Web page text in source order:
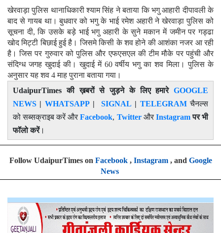
खेरवाड़ा पुलिस थानाधिकारी श्याम सिंह ने बताया कि भगु आहारी दीपावली के
बाद से गायब था। बुधवार को भगु के भाई रमेश अहारी ने खेरवाड़ा पुलिस को
सूचना दी, कि उसके बड़े भाई भगु अहारी के सुने मकान में जमीन पर गड्ढा
खोद मिट्टी बिछाई हुई है। जिसमे किसी के शव होने की आशंका नजर आ रही
है। जिस पर गुरुवार को पुलिस और एफएसएल की टीम मौके पर पहुंची और
संदिग्ध जगह खुदाई की। खुदाई में 60 वर्षीय भगु का शव मिला। पुलिस के
अनुसार यह शव 4 माह पुराना बताया गया।
UdaipurTimes की ख़बरों से जुड़ने के लिए हमारे GOOGLE
NEWS | WHATSAPP| SIGNAL | TELEGRAMचैनल्स
को सब्सक्राइब करें औरFacebook, Twitterऔर Instagramपर भी
फॉलो करें।
Follow UdaipurTimes on Facebook, Instagram, and Google
News